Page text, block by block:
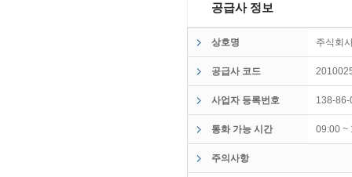
공급사 정보
상호명 주식회
공급사 코드
사업자 등록번호 138-
통화 가능 시간 09:00
주의사항